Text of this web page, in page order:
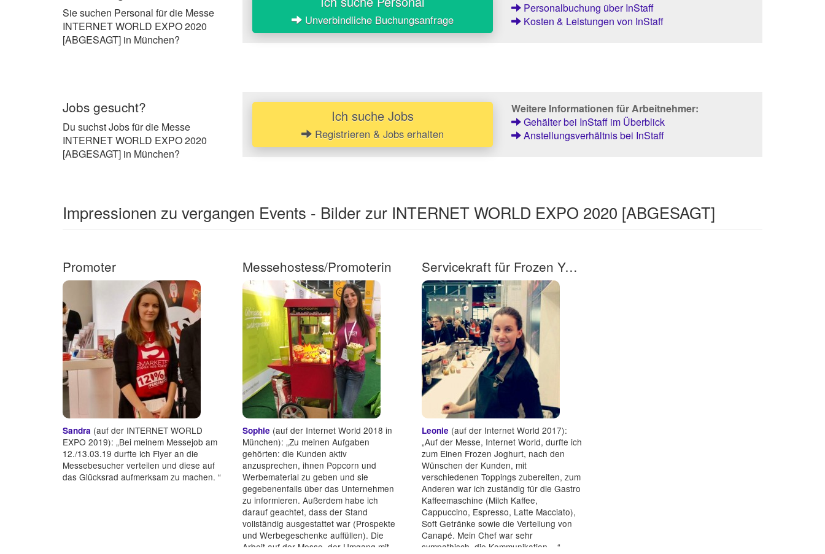
Sie suchen Personal für die Messe
INTERNET WORLD EXPO 2020
[ABGESAGT] in München?
Unverbindliche Buchungsanfrage
Personalbuchung über InStaff
Kosten & Leistungen von InStaff
Jobs gesucht?
Du suchst Jobs für die Messe
INTERNET WORLD EXPO 2020
[ABGESAGT] in München?
Ich suche Jobs
Registrieren & Jobs erhalten
Weitere Informationen für Arbeitnehmer:
Gehälter bei InStaff im Überblick
Anstellungsverhältnis bei InStaff
Impressionen zu vergangen Events - Bilder zur INTERNET WORLD EXPO 2020 [ABGESAGT]
Promoter
Sandra (auf der INTERNET WORLD
EXPO 2019): „Bei meinem Messejob am
12./13.03.19 durfte ich Flyer an die
Messebesucher verteilen und diese auf
das Glücksrad aufmerksam zu machen. “
Messehostess/Promoterin
Sophie (auf der Internet World 2018 in
München): „Zu meinen Aufgaben
gehörten: die Kunden aktiv
anzusprechen, ihnen Popcorn und
Werbematerial zu geben und sie
gegebenenfalls über das Unternehmen
zu informieren. Außerdem habe ich
darauf geachtet, dass der Stand
vollständig ausgestattet war (Prospekte
und Werbegeschenke auffüllen). Die
Arbeit auf der Messe, der Umgang mit
Servicekraft für Frozen Yogurt- und Kaffeebar
Leonie (auf der Internet World 2017):
„Auf der Messe, Internet World, durfte ich
zum Einen Frozen Joghurt, nach den
Wünschen der Kunden, mit
verschiedenen Toppings zubereiten, zum
Anderen war ich zuständig für die Gastro
Kaffeemaschine (Milch Kaffee,
Cappuccino, Espresso, Latte Macciato),
Soft Getränke sowie die Verteilung von
Canapé. Mein Chef war sehr
sympathisch, die Kommunikation ...“